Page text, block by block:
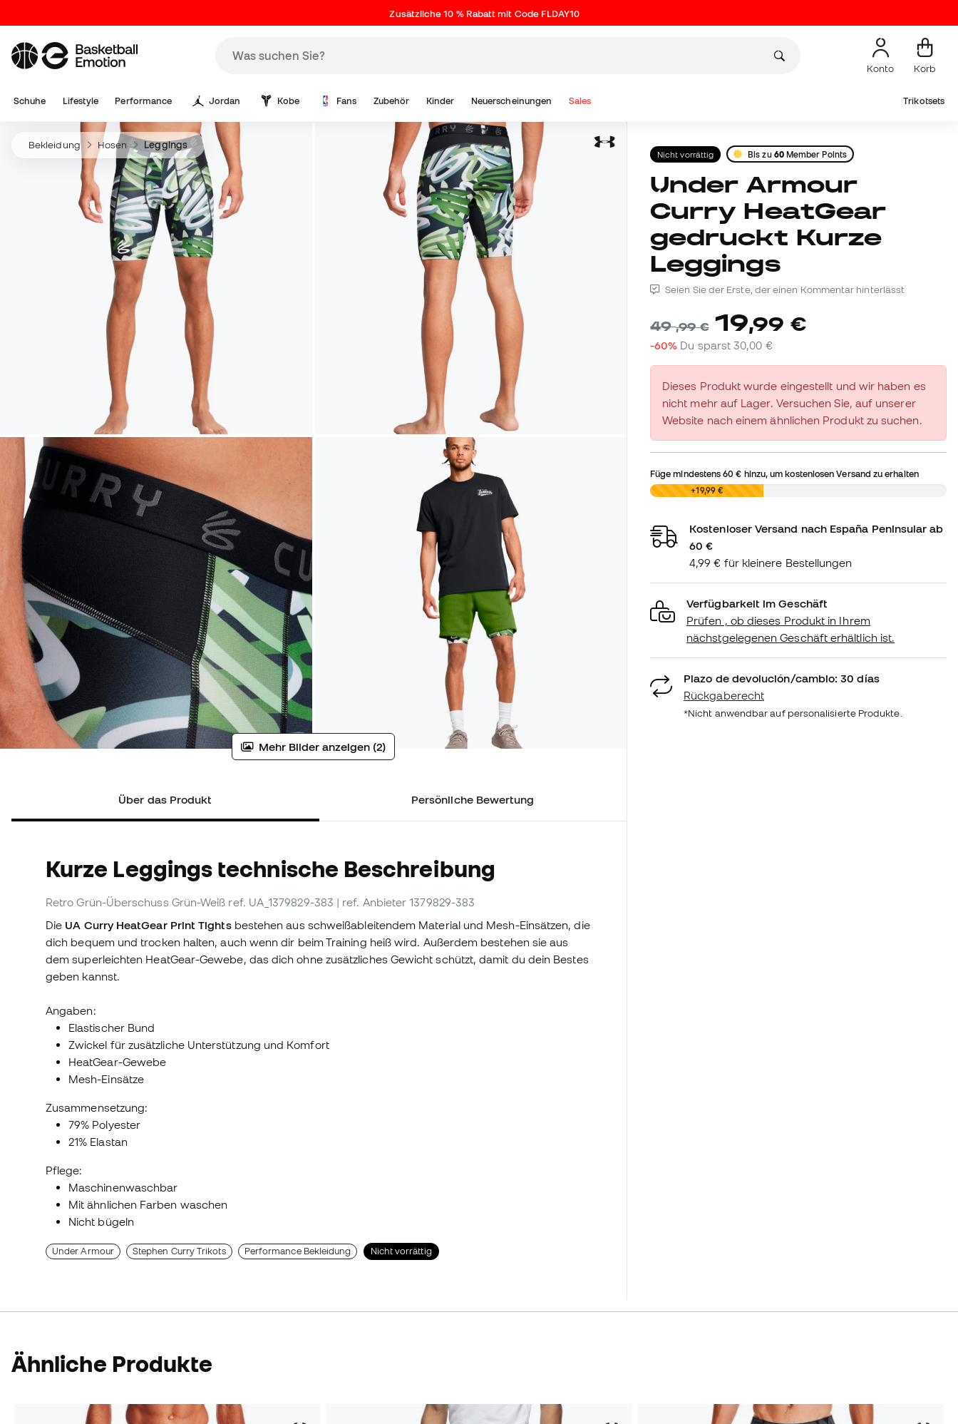
Zusätzliche 10 % Rabatt mit Code FLDAY10
Konto Korb
Schuhe Lifestyle Performance Jordan Kobe Fans Zubehör Kinder Neuerscheinungen Sales Trikotsets
Bekleidung Hosen Leggings
Mehr Bilder anzeigen (2)
Über das Produkt Persönliche Bewertung
Kurze Leggings technische Beschreibung
Retro Grün-Überschuss Grün-Weiß ref. UA_1379829-383 | ref. Anbieter 1379829-383
Die UA Curry HeatGear Print Tightsbestehen aus schweißableitendem Material und Mesh-Einsätzen, die
dich bequem und trocken halten, auch wenn dir beim Training heiß wird. Außerdem bestehen sie aus
dem superleichten HeatGear-Gewebe, das dich ohne zusätzliches Gewicht schützt, damit du dein Bestes
geben kannst.
Angaben:
Elastischer Bund
Zwickel für zusätzliche Unterstützung und Komfort
HeatGear-Gewebe
Mesh-Einsätze
Zusammensetzung:
79% Polyester
21% Elastan
Pflege:
Maschinenwaschbar
Mit ähnlichen Farben waschen
Nicht bügeln
Under Armour Stephen Curry Trikots Performance Bekleidung Nicht vorrättig
Nicht vorrättig Bis zu 60Member Points
Under Armour
Curry HeatGear
gedruckt Kurze
Leggings
Seien Sie der Erste, der einen Kommentar hinterlässt
49,99 € 19,99 €
-60% Du sparst30,00 €
Dieses Produkt wurde eingestellt und wir haben es
nicht mehr auf Lager. Versuchen Sie, auf unserer
Website nach einem ähnlichen Produkt zu suchen.
Füge mindestens60 € hinzu, um kostenlosen Versand zu erhalten
0,00 € +19,99 €
Kostenloser Versand nach España Peninsular ab
60 €
4,99 € für kleinere Bestellungen
Verfügbarkeit im Geschäft
Prüfen , ob dieses Produkt in Ihrem
nächstgelegenen Geschäft erhältlich ist.
Plazo de devolución/cambio: 30 días
Rückgaberecht
*Nicht anwendbar auf personalisierte Produkte.
Ähnliche Produkte